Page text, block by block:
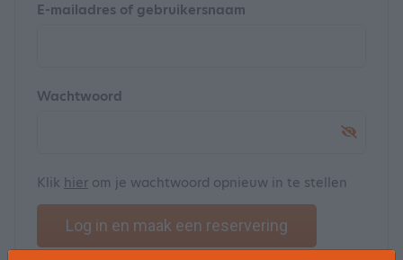
E-mailadres of gebruikersnaam
Wachtwoord
Klik hier om je wachtwoord opnieuw in te stellen
Log in en maak een reservering